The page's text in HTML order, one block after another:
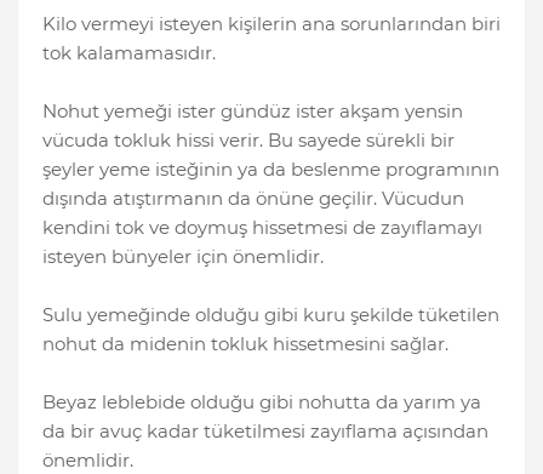
Kilo vermeyi isteyen kişilerin ana sorunlarından biri
tok kalamamasıdır.
Nohut yemeği ister gündüz ister akşam yensin
vücuda tokluk hissi verir. Bu sayede sürekli bir
şeyler yeme isteğinin ya da beslenme programının
dışında atıştırmanın da önüne geçilir. Vücudun
kendini tok ve doymuş hissetmesi de zayıflamayı
isteyen bünyeler için önemlidir.
Sulu yemeğinde olduğu gibi kuru şekilde tüketilen
nohut da midenin tokluk hissetmesini sağlar.
Beyaz leblebide olduğu gibi nohutta da yarım ya
da bir avuç kadar tüketilmesi zayıflama açısından
önemlidir.